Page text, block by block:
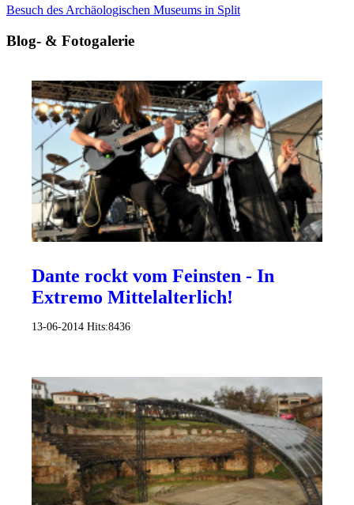
Besuch des Archäologischen Museums in Split
Blog- & Fotogalerie
Dante rockt vom Feinsten - In
Extremo Mittelalterlich!
13-06-2014 Hits:8436